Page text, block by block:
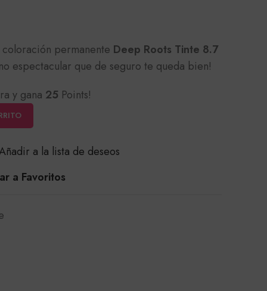
permanente Deep Roots Tinte 8.7
espectacular que de seguro te queda bien!
y gana 25 Points!
a la lista de deseos
a Favoritos